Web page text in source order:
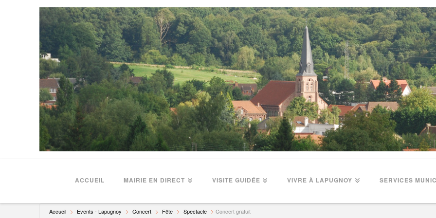
ACCUEIL MAIRIE EN DIRECT VISITE GUIDÉE VIVRE À LAPUGNOY SERVICES
Accueil Events - Lapugnoy Concert Fête Spectacle Concert gratuit